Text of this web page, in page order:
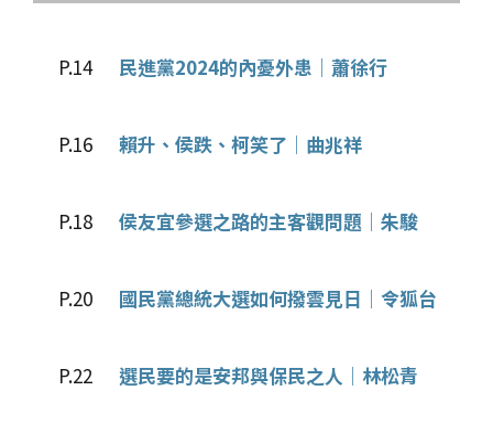
P.14 民進黨2024的內憂外患│蕭徐行
P.16 賴升、侯跌、柯笑了│曲兆祥
P.18 侯友宜參選之路的主客觀問題│朱駿
P.20 國民黨總統大選如何撥雲見日│令狐台
P.22 選民要的是安邦與保民之人│林松青